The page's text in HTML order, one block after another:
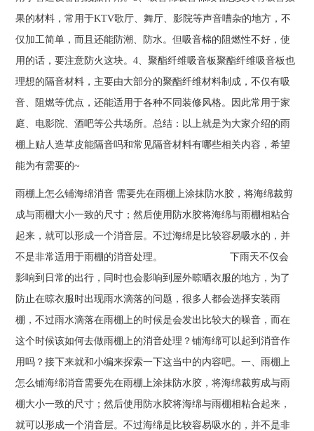
果的材料，常用于KTV歌厅、舞厅、影院等声音嘈杂的地方，不
仅加工简单，而且还能防潮、防水。但吸音棉的阻燃性不好，使
用的话，要注意防火这块。4、聚酯纤维吸音板聚酯纤维吸音板也
理想的隔音材料，主要由大部分的聚酯纤维材料制成，不仅有吸
音、阻燃等优点，还能适用于各种不同装修风格。因此常用于家
庭、电影院、酒吧等公共场所。总结：以上就是为大家介绍的雨
棚上贴人造草皮能隔音吗和常见隔音材料有哪些相关内容，希望
能为有需要的~
雨棚上怎么铺海绵消音 需要先在雨棚上涂抹防水胶，将海绵裁剪
成与雨棚大小一致的尺寸；然后使用防水胶将海绵与雨棚相粘合
起来，就可以形成一个消音层。不过海绵是比较容易吸水的，并
不是非常适用于雨棚的消音处理。 下雨天不仅会
影响到日常的出行，同时也会影响到屋外晾晒衣服的地方，为了
防止在晾衣服时出现雨水滴落的问题，很多人都会选择安装雨
棚，不过雨水滴落在雨棚上的时候是会发出比较大的噪音，而在
这个时候该如何去做雨棚上的消音处理？铺海绵可以起到消音作
用吗？接下来就和小编来探索一下这当中的内容吧。一、雨棚上
怎么铺海绵消音需要先在雨棚上涂抹防水胶，将海绵裁剪成与雨
棚大小一致的尺寸；然后使用防水胶将海绵与雨棚相粘合起来，
就可以形成一个消音层。不过海绵是比较容易吸水的，并不是非